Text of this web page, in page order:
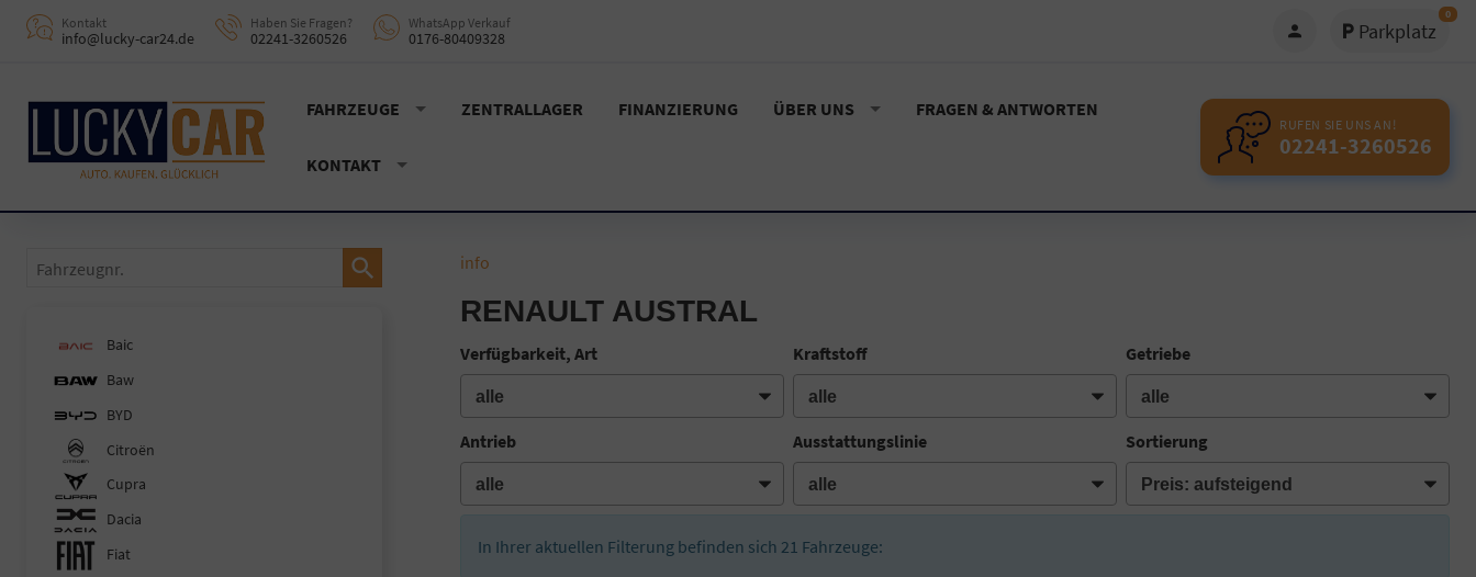
Kontakt
info@lucky-car24.de
Haben Sie Fragen?
02241-3260526
WhatsApp Verkauf
0176-80409328 Parkplatz
0
FAHRZEUGE ZENTRALLAGER FINANZIERUNG ÜBER UNS FRAGEN & ANTWORTEN
KONTAKT
RUFEN SIE UNS AN!
02241-3260526
info
RENAULT AUSTRAL
Verfügbarkeit, Art Kraftstoff Getriebe
Antrieb Ausstattungslinie Sortierung
In Ihrer aktuellen Filterung befinden sich 21 Fahrzeuge:
Fahrzeugnr.
Baic
Baw
BYD
Citroën
Cupra
Dacia
Fiat